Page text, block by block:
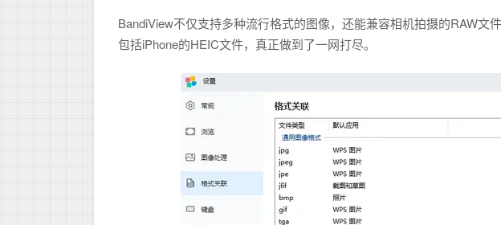
BandiView不仅支持多种流行格式的图像，还能兼容相机拍摄的RAW文
包括iPhone的HEIC文件，真正做到了一网打尽。